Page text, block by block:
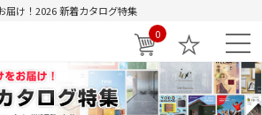
届け！2026 新着カタログ特集
0